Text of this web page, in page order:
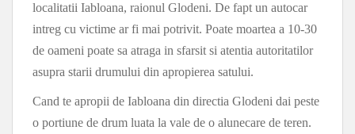
localitatii Iabloana, raionul Glodeni. De fapt un autocar
intreg cu victime ar fi mai potrivit. Poate moartea a 10-30
de oameni poate sa atraga in sfarsit si atentia autoritatilor
asupra starii drumului din apropierea satului.
Cand te apropii de Iabloana din directia Glodeni dai peste
o portiune de drum luata la vale de o alunecare de teren.